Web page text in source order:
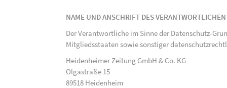
NAME UND ANSCHRIFT DES VERANTWORTLICHEN
Der Verantwortliche im Sinne der Datenschutz-
Mitgliedsstaaten sowie sonstiger
Heidenheimer Zeitung GmbH & Co. KG
Olgastraße 15
89518 Heidenheim